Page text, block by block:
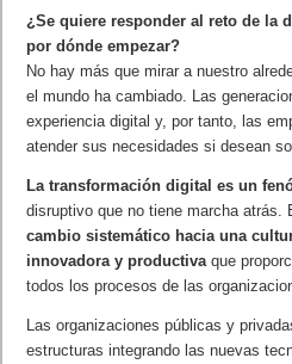
¿Se quiere responder al reto de la
por dónde empezar?
No hay más que mirar a nuestro
el mundo ha cambiado. Las
experiencia digital y, por tanto, las
atender sus necesidades si desean
La transformación digital es un
disruptivo que no tiene marcha
cambio sistemático hacia una
innovadora y productiva que
todos los procesos de las
Las organizaciones públicas y
estructuras integrando las nuevas